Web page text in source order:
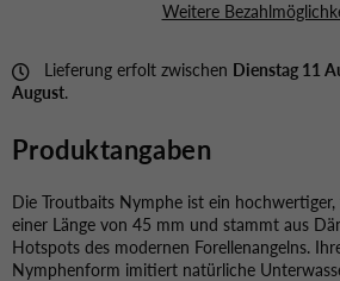
Weitere
Lieferung erfolt zwischen Dienstag 11
August.
Produktangaben
Die Troutbaits Nymphe ist ein
einer Länge von 45 mm und stammt aus
Hotspots des modernen Forellenangelns.
Nymphenform imitiert natürliche